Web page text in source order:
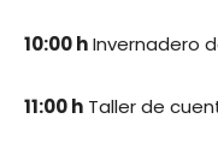
10:00 hInvernadero
11:00 h Taller de